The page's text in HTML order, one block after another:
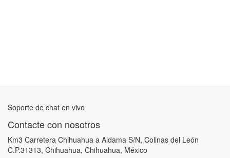
Soporte de chat en vivo
Contacte con nosotros
Km3 Carretera Chihuahua a Aldama S/N, Colinas del León
C.P.31313, Chihuahua, Chihuahua, México